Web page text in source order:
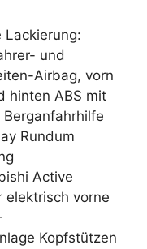
und
Airbag, vorn
hinten ABS mit
Rundum
Active
elektrisch vorne
Kopfstützen